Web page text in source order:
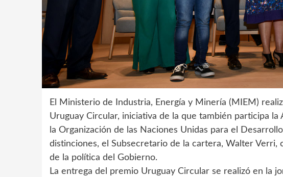
El Ministerio de Industria, Energía y Minería (MIEM)
Uruguay Circular, iniciativa de la que también participa
la Organización de las Naciones Unidas para el
distinciones, el Subsecretario de la cartera, Walter
de la política del Gobierno.
La entrega del premio Uruguay Circular se realizó en la